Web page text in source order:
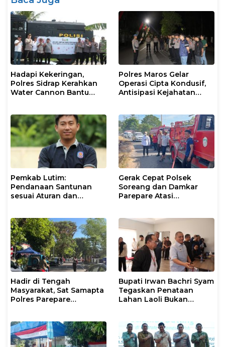
Hadapi Kekeringan,
Polres Sidrap Kerahkan
Water Cannon Bantu
Polres Maros Gelar
Operasi Cipta Kondusif,
Antisipasi Kejahatan
Pemkab Lutim:
Pendanaan Santunan
sesuai Aturan dan
Gerak Cepat Polsek
Soreang dan Damkar
Parepare Atasi
Hadir di Tengah
Masyarakat, Sat Samapta
Polres Parepare
Bupati Irwan Bachri Syam
Tegaskan Penataan
Lahan Laoli Bukan